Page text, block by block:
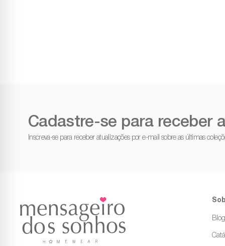
Cadastre-se para receber
Inscreva-se para receber atualizações por e-mail sobre as últimas
Blog